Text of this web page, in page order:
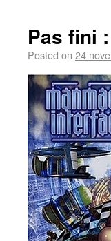
Pas fini
Posted on 24